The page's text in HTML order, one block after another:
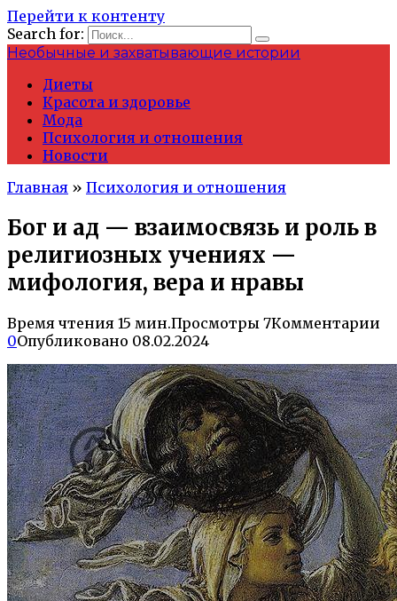
Перейти к контенту
Search for:
Необычные и захватывающие истории
Диеты
Красота и здоровье
Мода
Психология и отношения
Новости
Главная » Психология и отношения
Бог и ад — взаимосвязь и роль в
религиозных учениях —
мифология, вера и нравы
Время чтения 15 мин.Просмотры 7Комментарии
0Опубликовано 08.02.2024